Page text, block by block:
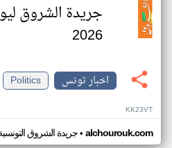
2026
اخبار تونس
Politics
KK23VT
جريدة الشروق• alchourouk.com